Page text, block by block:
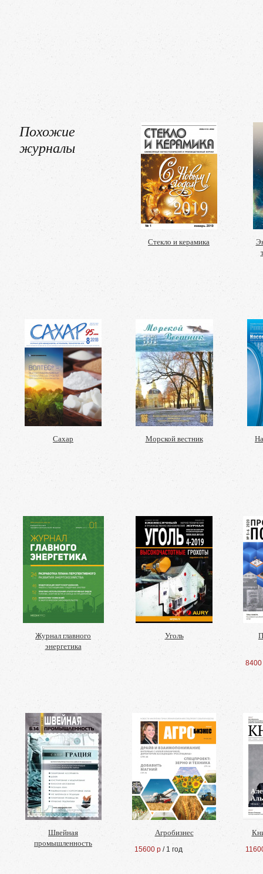
Похожие
журналы
Стекло и керамика
Сахар Морской вестник
Журнал главного
энергетика
Уголь
8400
Швейная
промышленность
Агробизнес
15600 р / 1 год